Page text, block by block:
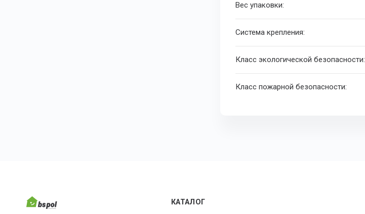
Вес упаковки:
Система крепления:
Класс экологической безопасности:
Класс пожарной безопасности:
КАТАЛОГ